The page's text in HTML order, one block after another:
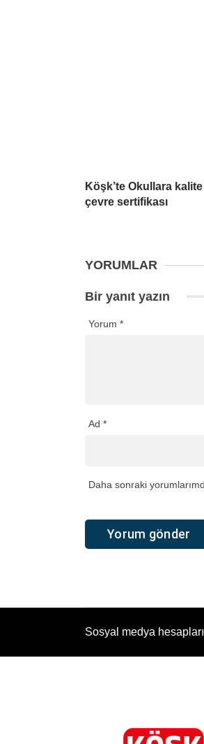
Köşk’te Okullara
çevre sertifikası
YORUMLAR
Bir yanıt yazın
Yorum *
Ad *
Daha sonraki
Sosyal medya